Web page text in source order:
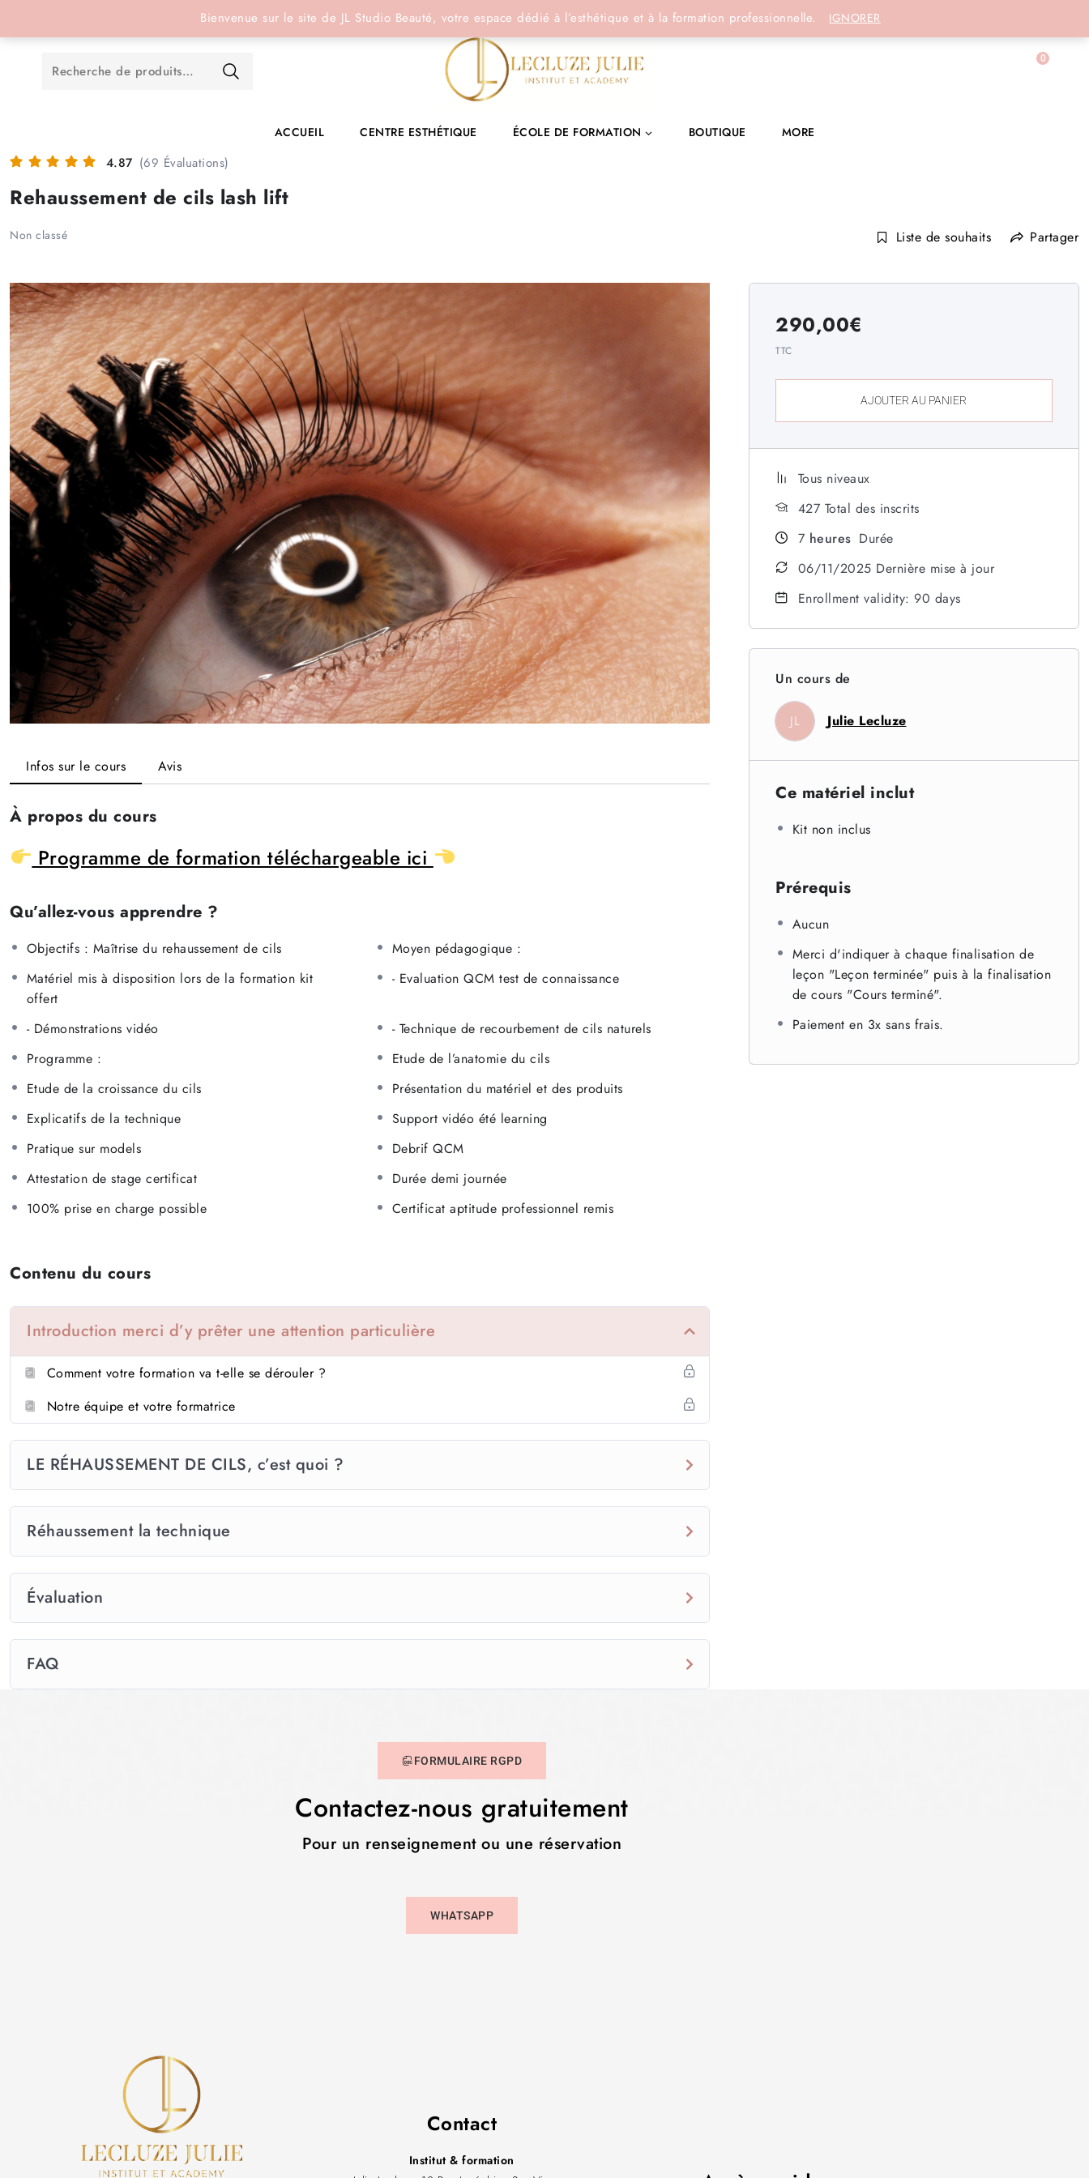
Bienvenue sur le site de JL Studio Beauté, votre espace dédié à l’esthétique et à la formation professionnelle. IGNORER
0
ACCUEIL CENTRE ESTHÉTIQUE ÉCOLE DE FORMATION BOUTIQUE MORE
4.87 (69 Évaluations)
Rehaussement de cils lash lift
Non classé Liste de souhaits Partager
Infos sur le cours Avis
À propos du cours
Programme de formation téléchargeable ici
Qu’allez-vous apprendre ?
Objectifs : Maîtrise du rehaussement de cils
Moyen pédagogique :
Matériel mis à disposition lors de la formation kit
offert
- Evaluation QCM test de connaissance
- Démonstrations vidéo
- Technique de recourbement de cils naturels
Programme :
Etude de l’anatomie du cils
Etude de la croissance du cils
Présentation du matériel et des produits
Explicatifs de la technique
Support vidéo été learning
Pratique sur models
Debrif QCM
Attestation de stage certificat
Durée demi journée
100% prise en charge possible
Certificat aptitude professionnel remis
Contenu du cours
Introduction merci d’y prêter une attention particulière
Comment votre formation va t-elle se dérouler ?
Notre équipe et votre formatrice
LE RÉHAUSSEMENT DE CILS, c’est quoi ?
Réhaussement la technique
Évaluation
FAQ
290,00€
TTC
AJOUTER AU PANIER
Tous niveaux
427 Total des inscrits
7 heures Durée
06/11/2025 Dernière mise à jour
Enrollment validity: 90 days
Un cours de
JL Julie Lecluze
Ce matériel inclut
Kit non inclus
Prérequis
Aucun
Merci d'indiquer à chaque finalisation de
leçon "Leçon terminée" puis à la finalisation
de cours "Cours terminé".
Paiement en 3x sans frais.
FORMULAIRE RGPD
Contactez-nous gratuitement
Pour un renseignement ou une réservation
WHATSAPP
Contact
Institut & formation